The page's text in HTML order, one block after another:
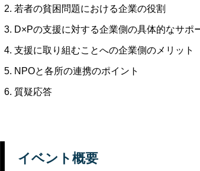
若者の貧困問題における企業の役割
D×Pの支援に対する企業側の具体的なサポ
支援に取り組むことへの企業側のメリット
NPOと各所の連携のポイント
質疑応答
イベント概要